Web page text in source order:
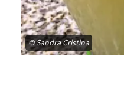
© Sandra Cristina